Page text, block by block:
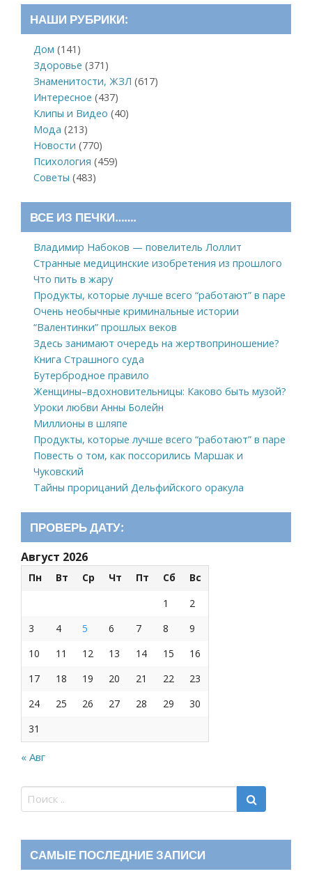
НАШИ РУБРИКИ:
Дом (141)
Здоровье (371)
Знаменитости, ЖЗЛ (617)
Интересное (437)
Клипы и Видео (40)
Мода (213)
Новости (770)
Психология (459)
Советы (483)
ВСЕ ИЗ ПЕЧКИ…….
Владимир Набоков — повелитель Лоллит
Странные медицинские изобретения из прошлого
Что пить в жару
Продукты, которые лучше всего “работают” в паре
Очень необычные криминальные истории
“Валентинки” прошлых веков
Здесь занимают очередь на жертвоприношение?
Книга Страшного суда
Бутербродное правило
Женщины–вдохновительницы: Каково быть музой?
Уроки любви Анны Болейн
Миллионы в шляпе
Продукты, которые лучше всего “работают” в паре
Повесть о том, как поссорились Маршак и
Чуковский
Тайны прорицаний Дельфийского оракула
ПРОВЕРЬ ДАТУ:
Август 2026
Пн Вт Ср Чт Пт Сб
Вс
1
2
3
4 5 6 7 8
9
10
11 12 13 14 15
16
17
18 19 20 21 22
23
24
25 26 27 28 29
30
31
« Авг
САМЫЕ ПОСЛЕДНИЕ ЗАПИСИ